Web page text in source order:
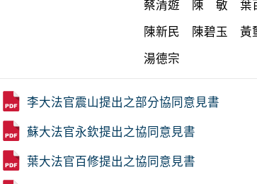
李大法官震山提出之部分協同意見書
蘇大法官永欽提出之協同意見書
葉大法官百修提出之協同意見書